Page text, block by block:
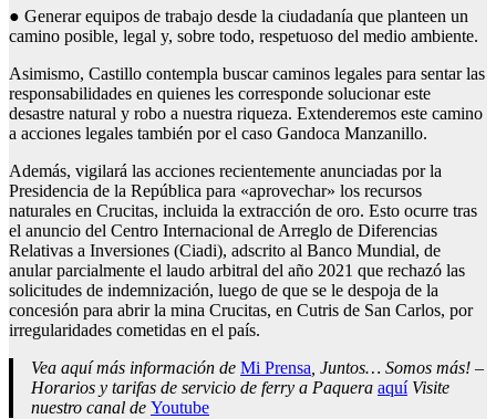
● Generar equipos de trabajo desde la ciudadanía que planteen un
camino posible, legal y, sobre todo, respetuoso del medio ambiente.
Asimismo, Castillo contempla buscar caminos legales para sentar las
responsabilidades en quienes les corresponde solucionar este
desastre natural y robo a nuestra riqueza. Extenderemos este camino
a acciones legales también por el caso Gandoca Manzanillo.
Además, vigilará las acciones recientemente anunciadas por la
Presidencia de la República para «aprovechar» los recursos
naturales en Crucitas, incluida la extracción de oro. Esto ocurre tras
el anuncio del Centro Internacional de Arreglo de Diferencias
Relativas a Inversiones (Ciadi), adscrito al Banco Mundial, de
anular parcialmente el laudo arbitral del año 2021 que rechazó las
solicitudes de indemnización, luego de que se le despoja de la
concesión para abrir la mina Crucitas, en Cutris de San Carlos, por
irregularidades cometidas en el país.
Vea aquí más información de Mi Prensa, Juntos… Somos más! –
Horarios y tarifas de servicio de ferry a Paquera aquíVisite
nuestro canal de Youtube